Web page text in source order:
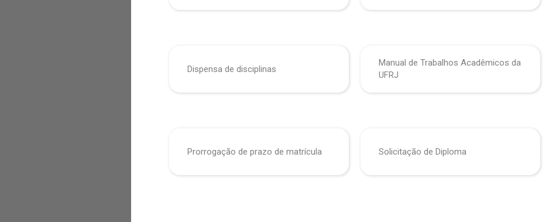
Dispensa de disciplinas
Manual de Trabalhos Acadêmicos da
UFRJ
Prorrogação de prazo de matrícula Solicitação de Diploma